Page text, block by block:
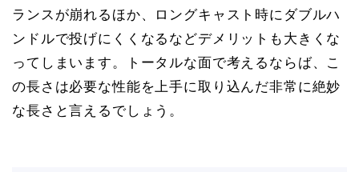
ランスが崩れるほか、ロングキャスト時にダブルハ
ンドルで投げにくくなるなどデメリットも大きくな
ってしまいます。トータルな面で考えるならば、こ
の長さは必要な性能を上手に取り込んだ非常に絶妙
な長さと言えるでしょう。